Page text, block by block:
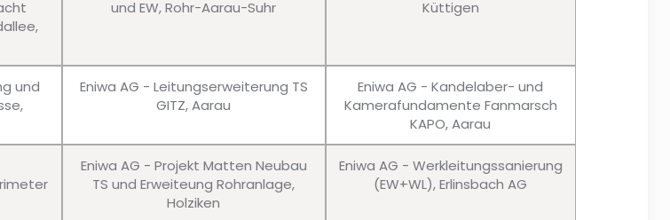
und EW, Rohr-Aarau-Suhr
Küttigen
und
Eniwa AG - Leitungserweiterung TS
GITZ, Aarau
Eniwa AG - Kandelaber- und
Kamerafundamente Fanmarsch
KAPO, Aarau
Eniwa AG - Projekt Matten Neubau
TS und Erweiteung Rohranlage,
Holziken
Eniwa AG - Werkleitungssanierung
(EW+WL), Erlinsbach AG